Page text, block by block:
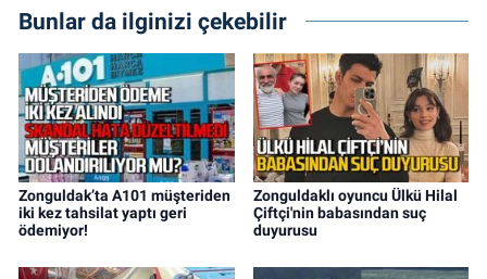
Bunlar da ilginizi çekebilir
Zonguldak’ta A101 müşteriden
iki kez tahsilat yaptı geri
ödemiyor!
Zonguldaklı oyuncu Ülkü Hilal
Çiftçi'nin babasından suç
duyurusu